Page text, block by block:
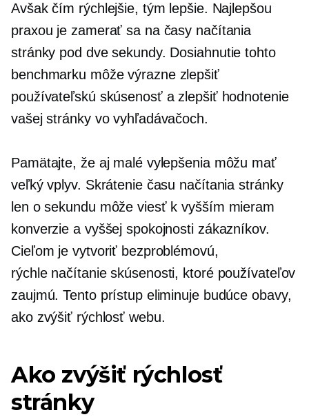
Avšak čím rýchlejšie, tým lepšie. Najlepšou
praxou je zamerať sa na časy načítania
stránky pod dve sekundy. Dosiahnutie tohto
benchmarku môže výrazne zlepšiť
používateľskú skúsenosť a zlepšiť hodnotenie
vašej stránky vo vyhľadávačoch.
Pamätajte, že aj malé vylepšenia môžu mať
veľký vplyv. Skrátenie času načítania stránky
len o sekundu môže viesť k vyšším mieram
konverzie a vyššej spokojnosti zákazníkov.
Cieľom je vytvoriť bezproblémovú,
rýchle načítanieskúsenosti, ktoré používateľov
zaujmú. Tento prístup eliminuje budúce obavy,
ako zvýšiť rýchlosť webu.
Ako zvýšiť rýchlosť
stránky